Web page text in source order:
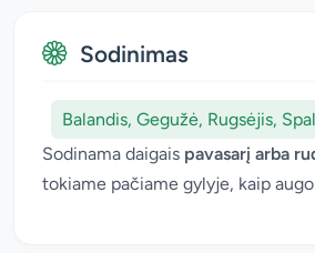
Sodinimas
Balandis, Gegužė, Rugsėjis,
Sodinama daigais pavasarį arba
tokiame pačiame gylyje, kaip